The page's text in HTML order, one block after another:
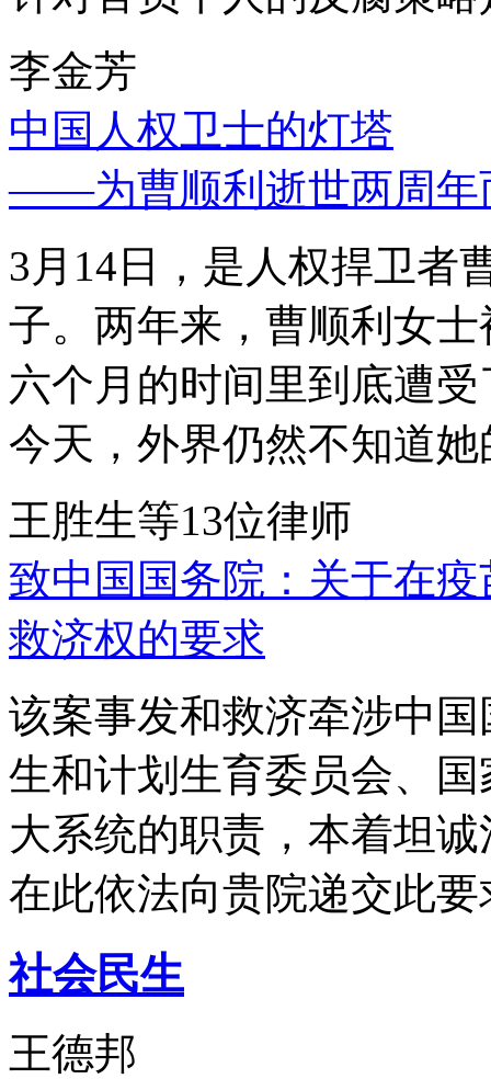
李金芳
中国人权卫士的灯塔
——为曹顺利逝世两周年
3月14日，是人权捍卫者
子。两年来，曹顺利女
六个月的时间里到底遭
今天，外界仍然不知道
王胜生等13位律师
致中国国务院：关于在
救济权的要求
该案事发和救济牵涉中
生和计划生育委员会、
大系统的职责，本着坦
在此依法向贵院递交此要
社会民生
王德邦